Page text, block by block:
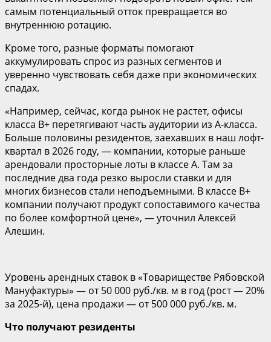
самым потенциальный отток превращается во
внутреннюю ротацию.
Кроме того, разные форматы помогают
аккумулировать спрос из разных сегментов и
уверенно чувствовать себя даже при экономических
спадах.
«Например, сейчас, когда рынок не растет, офисы
класса В+ перетягивают часть аудитории из А-класса.
Больше половины резидентов, заехавших в наш лофт-
квартал в 2026 году, — компании, которые раньше
арендовали просторные лоты в классе А. Там за
последние два года резко выросли ставки и для
многих бизнесов стали неподъемными. В классе В+
компании получают продукт сопоставимого качества
по более комфортной цене», — уточнил Алексей
Алешин.
Уровень арендных ставок в «Товариществе Рябовской
Мануфактуры» — от 50 000 руб./кв. м в год (рост — 20%
за 2025-й), цена продажи — от 500 000 руб./кв. м.
Что получают резиденты